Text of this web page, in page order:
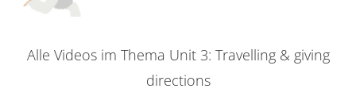
Alle Videos im Thema Unit 3: Travelling & giving
directions